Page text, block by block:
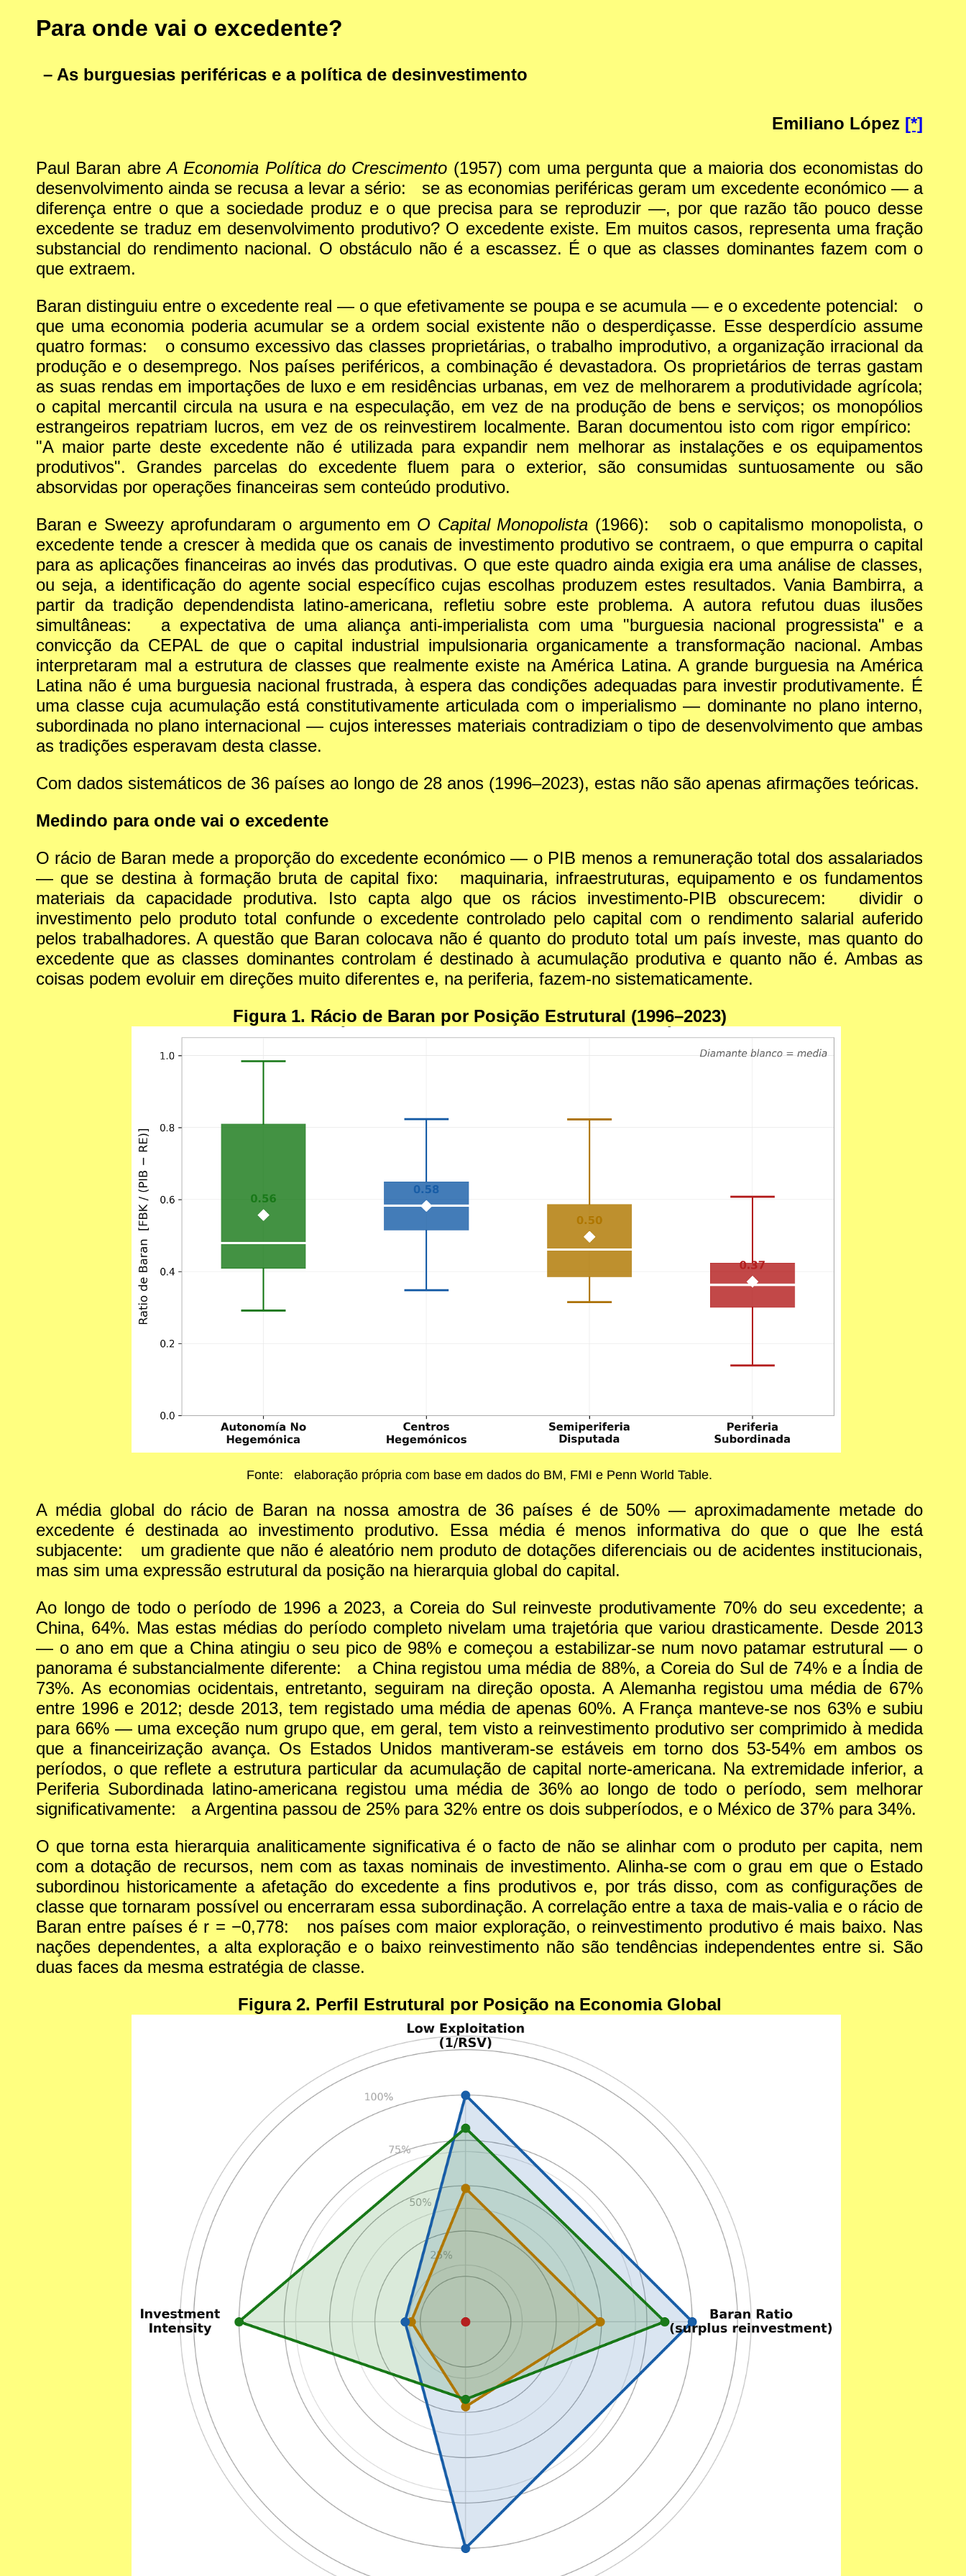
Para onde vai o excedente?
– As burguesias periféricas e a política de desinvestimento
Emiliano López [*]
Paul Baran abreA Economia Política do Crescimento (1957) com uma pergunta que a maioria dos economistas do
desenvolvimento ainda se recusa a levar a sério: se as economias periféricas geram um excedente económico — a
diferença entre o que a sociedade produz e o que precisa para se reproduzir —, por que razão tão pouco desse
excedente se traduz em desenvolvimento produtivo? O excedente existe. Em muitos casos, representa uma fração
substancial do rendimento nacional. O obstáculo não é a escassez. É o que as classes dominantes fazem com o
que extraem.
Baran distinguiu entre o excedente real — o que efetivamente se poupa e se acumula — e o excedente potencial: o
que uma economia poderia acumular se a ordem social existente não o desperdiçasse. Esse desperdício assume
quatro formas: o consumo excessivo das classes proprietárias, o trabalho improdutivo, a organização irracional da
produção e o desemprego. Nos países periféricos, a combinação é devastadora. Os proprietários de terras gastam
as suas rendas em importações de luxo e em residências urbanas, em vez de melhorarem a produtividade agrícola;
o capital mercantil circula na usura e na especulação, em vez de na produção de bens e serviços; os monopólios
estrangeiros repatriam lucros, em vez de os reinvestirem localmente. Baran documentou isto com rigor empírico:
"A maior parte deste excedente não é utilizada para expandir nem melhorar as instalações e os equipamentos
produtivos". Grandes parcelas do excedente fluem para o exterior, são consumidas suntuosamente ou são
absorvidas por operações financeiras sem conteúdo produtivo.
Baran e Sweezy aprofundaram o argumento em O Capital Monopolista (1966): sob o capitalismo monopolista, o
excedente tende a crescer à medida que os canais de investimento produtivo se contraem, o que empurra o capital
para as aplicações financeiras ao invés das produtivas. O que este quadro ainda exigia era uma análise de classes,
ou seja, a identificação do agente social específico cujas escolhas produzem estes resultados. Vania Bambirra, a
partir da tradição dependendista latino-americana, refletiu sobre este problema. A autora refutou duas ilusões
simultâneas: a expectativa de uma aliança anti-imperialista com uma "burguesia nacional progressista" e a
convicção da CEPAL de que o capital industrial impulsionaria organicamente a transformação nacional. Ambas
interpretaram mal a estrutura de classes que realmente existe na América Latina. A grande burguesia na América
Latina não é uma burguesia nacional frustrada, à espera das condições adequadas para investir produtivamente. É
uma classe cuja acumulação está constitutivamente articulada com o imperialismo — dominante no plano interno,
subordinada no plano internacional — cujos interesses materiais contradiziam o tipo de desenvolvimento que ambas
as tradições esperavam desta classe.
Com dados sistemáticos de 36 países ao longo de 28 anos (1996–2023), estas não são apenas afirmações teóricas.
Medindo para onde vai o excedente
O rácio de Baran mede a proporção do excedente económico — o PIB menos a remuneração total dos assalariados
— que se destina à formação bruta de capital fixo: maquinaria, infraestruturas, equipamento e os fundamentos
materiais da capacidade produtiva. Isto capta algo que os rácios investimento-PIB obscurecem: dividir o
investimento pelo produto total confunde o excedente controlado pelo capital com o rendimento salarial auferido
pelos trabalhadores. A questão que Baran colocava não é quanto do produto total um país investe, mas quanto do
excedente que as classes dominantes controlam é destinado à acumulação produtiva e quanto não é. Ambas as
coisas podem evoluir em direções muito diferentes e, na periferia, fazem-no sistematicamente.
Figura 1. Rácio de Baran por Posição Estrutural (1996–2023)
Fonte: elaboração própria com base em dados do BM, FMI e Penn World Table.
A média global do rácio de Baran na nossa amostra de 36 países é de 50% — aproximadamente metade do
excedente é destinada ao investimento produtivo. Essa média é menos informativa do que o que lhe está
subjacente: um gradiente que não é aleatório nem produto de dotações diferenciais ou de acidentes institucionais,
mas sim uma expressão estrutural da posição na hierarquia global do capital.
Ao longo de todo o período de 1996 a 2023, a Coreia do Sul reinveste produtivamente 70% do seu excedente; a
China, 64%. Mas estas médias do período completo nivelam uma trajetória que variou drasticamente. Desde 2013
— o ano em que a China atingiu o seu pico de 98% e começou a estabilizar-se num novo patamar estrutural — o
panorama é substancialmente diferente: a China registou uma média de 88%, a Coreia do Sul de 74% e a Índia de
73%. As economias ocidentais, entretanto, seguiram na direção oposta. A Alemanha registou uma média de 67%
entre 1996 e 2012; desde 2013, tem registado uma média de apenas 60%. A França manteve-se nos 63% e subiu
para 66% — uma exceção num grupo que, em geral, tem visto a reinvestimento produtivo ser comprimido à medida
que a financeirização avança. Os Estados Unidos mantiveram-se estáveis em torno dos 53-54% em ambos os
períodos, o que reflete a estrutura particular da acumulação de capital norte-americana. Na extremidade inferior, a
Periferia Subordinada latino-americana registou uma média de 36% ao longo de todo o período, sem melhorar
significativamente: a Argentina passou de 25% para 32% entre os dois subperíodos, e o México de 37% para 34%.
O que torna esta hierarquia analiticamente significativa é o facto de não se alinhar com o produto per capita, nem
com a dotação de recursos, nem com as taxas nominais de investimento. Alinha-se com o grau em que o Estado
subordinou historicamente a afetação do excedente a fins produtivos e, por trás disso, com as configurações de
classe que tornaram possível ou encerraram essa subordinação. A correlação entre a taxa de mais-valia e o rácio de
Baran entre países é r = −0,778: nos países com maior exploração, o reinvestimento produtivo é mais baixo. Nas
nações dependentes, a alta exploração e o baixo reinvestimento não são tendências independentes entre si. São
duas faces da mesma estratégia de classe.
Figura 2. Perfil Estrutural por Posição na Economia Global